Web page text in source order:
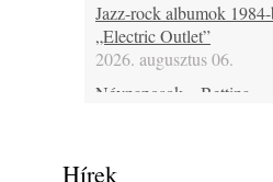
Jazz-rock albumok
„Electric Outlet”
2026. augusztus 06.
Névnaposok – Bettina
Bubenyák Zoltán, 46
Hírek